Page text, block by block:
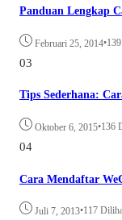
Panduan Lengkap
Februari 25, 2014•
03
Tips Sederhana:
Oktober 6, 2015•136
04
Cara Mendaftar
Juli 7, 2013•117